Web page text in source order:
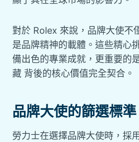
對於 Rolex 來說，品牌大使不
是品牌精神的載體。這些精心
備出色的專業成就，更重要的
藏 背後的核心價值完全契合。
品牌大使的篩選標準
勞力士在選擇品牌大使時，採